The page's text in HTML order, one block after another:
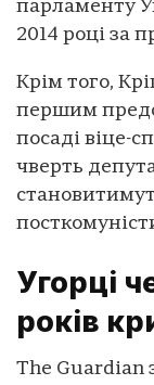
парламенту
2014 році за
Крім того,
першим
посаді віце-
чверть
Угорці
років
The Guardian